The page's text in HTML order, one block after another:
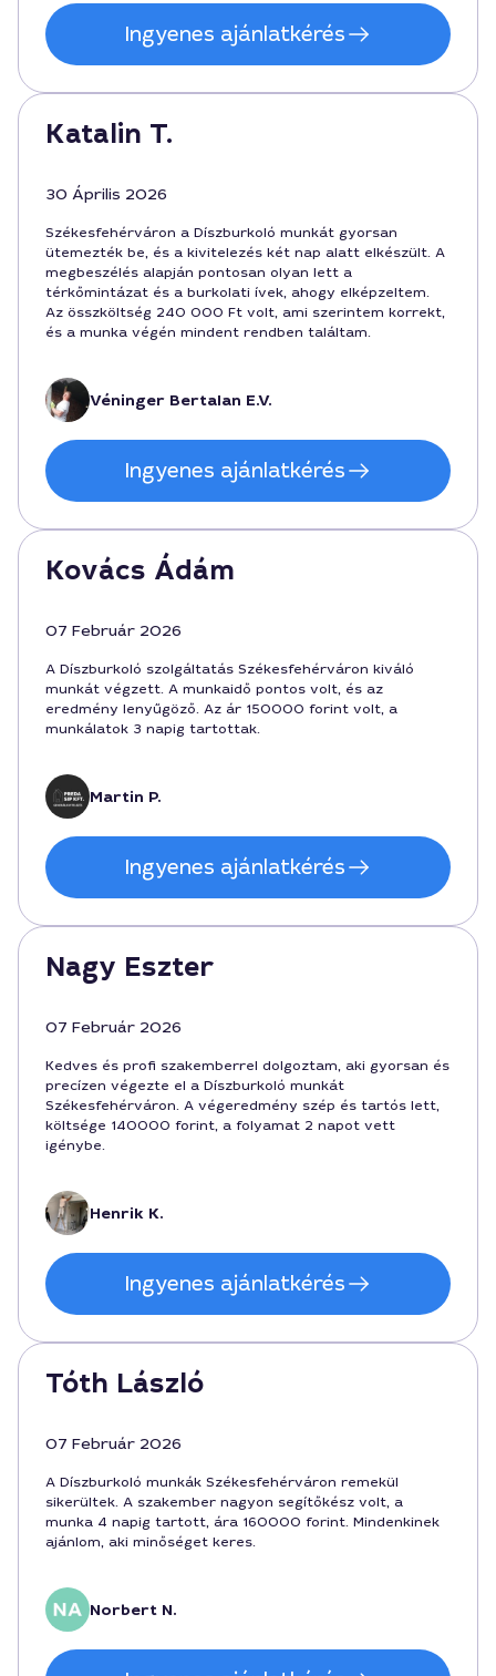
Ingyenes ajánlatkérés
Katalin T.
30 Április 2026
Székesfehérváron a Díszburkoló munkát gyorsan
ütemezték be, és a kivitelezés két nap alatt elkészült. A
megbeszélés alapján pontosan olyan lett a
térkőmintázat és a burkolati ívek, ahogy elképzeltem.
Az összköltség 240 000 Ft volt, ami szerintem korrekt,
és a munka végén mindent rendben találtam.
Véninger Bertalan E.V.
Ingyenes ajánlatkérés
Kovács Ádám
07 Február 2026
A Díszburkoló szolgáltatás Székesfehérváron kiváló
munkát végzett. A munkaidő pontos volt, és az
eredmény lenyűgöző. Az ár 150000 forint volt, a
munkálatok 3 napig tartottak.
Martin P.
Ingyenes ajánlatkérés
Nagy Eszter
07 Február 2026
Kedves és profi szakemberrel dolgoztam, aki gyorsan és
precízen végezte el a Díszburkoló munkát
Székesfehérváron. A végeredmény szép és tartós lett,
költsége 140000 forint, a folyamat 2 napot vett
igénybe.
Henrik K.
Ingyenes ajánlatkérés
Tóth László
07 Február 2026
A Díszburkoló munkák Székesfehérváron remekül
sikerültek. A szakember nagyon segítőkész volt, a
munka 4 napig tartott, ára 160000 forint. Mindenkinek
ajánlom, aki minőséget keres.
Norbert N.